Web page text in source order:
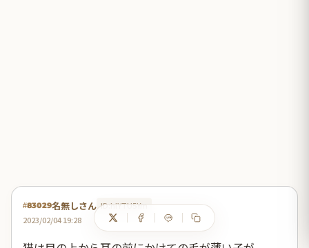
#83029名無しさん ID:hlYTU5Ym
2023/02/04 19:28